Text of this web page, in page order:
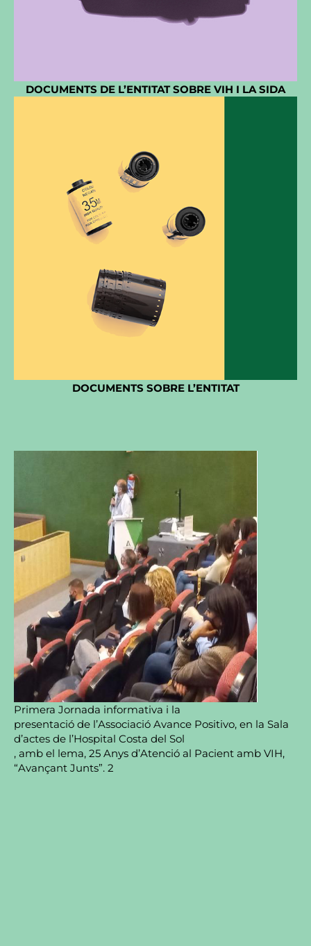
DOCUMENTS DE L’ENTITAT SOBRE VIH I LA SIDA
DOCUMENTS SOBRE L’ENTITAT
Primera Jornada informativa i la
presentació de l’Associació Avance Positivo, en la Sala
d’actes de l’Hospital Costa del Sol
, amb el lema, 25 Anys d’Atenció al Pacient amb VIH,
“Avançant Junts”. 2